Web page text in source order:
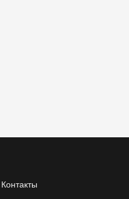
Контакты